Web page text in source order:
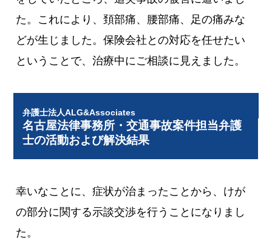
た。これにより、頚部痛、腰部痛、足の痛みな
どが生じました。保険会社との対応を任せたい
ということで、治療中にご相談に見えました。
弁護士法人ALG&Associates
名古屋法律事務所・交通事故案件担当弁護
士の活動および解決結果
幸いなことに、症状が治まったことから、けが
の部分に関する示談交渉を行うことになりまし
た。